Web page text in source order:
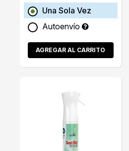
Una Sola Vez
Autoenvío
AGREGAR AL CARRITO